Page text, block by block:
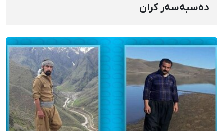
دەسبەسەر کران